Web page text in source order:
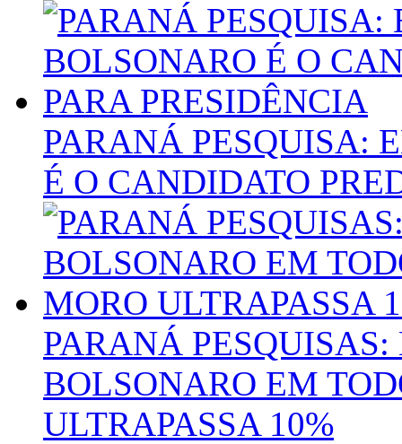
PARANÁ PESQUISA:
É O CANDIDATO
PARANÁ
BOLSONARO EM
ULTRAPASSA 10%